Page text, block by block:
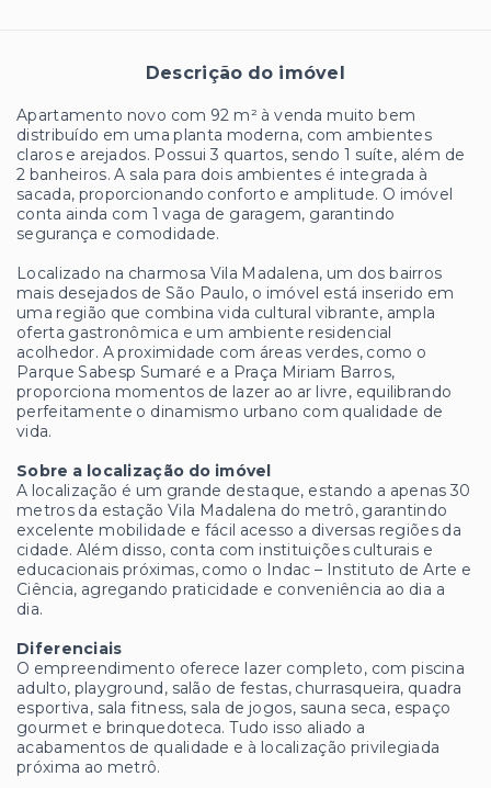
Descrição do imóvel
Apartamento novo com 92 m² à venda muito bem
distribuído em uma planta moderna, com ambientes
claros e arejados. Possui 3 quartos, sendo 1 suíte, além de
2 banheiros. A sala para dois ambientes é integrada à
sacada, proporcionando conforto e amplitude. O imóvel
conta ainda com 1 vaga de garagem, garantindo
segurança e comodidade.
Localizado na charmosa Vila Madalena, um dos bairros
mais desejados de São Paulo, o imóvel está inserido em
uma região que combina vida cultural vibrante, ampla
oferta gastronômica e um ambiente residencial
acolhedor. A proximidade com áreas verdes, como o
Parque Sabesp Sumaré e a Praça Miriam Barros,
proporciona momentos de lazer ao ar livre, equilibrando
perfeitamente o dinamismo urbano com qualidade de
vida.
Sobre a localização do imóvel
A localização é um grande destaque, estando a apenas 30
metros da estação Vila Madalena do metrô, garantindo
excelente mobilidade e fácil acesso a diversas regiões da
cidade. Além disso, conta com instituições culturais e
educacionais próximas, como o Indac – Instituto de Arte e
Ciência, agregando praticidade e conveniência ao dia a
dia.
Diferenciais
O empreendimento oferece lazer completo, com piscina
adulto, playground, salão de festas, churrasqueira, quadra
esportiva, sala fitness, sala de jogos, sauna seca, espaço
gourmet e brinquedoteca. Tudo isso aliado a
acabamentos de qualidade e à localização privilegiada
próxima ao metrô.